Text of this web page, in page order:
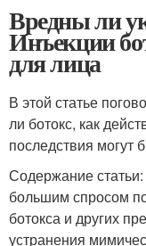
Вредны ли
Инъекции
для лица
В этой статье
ли ботокс, как
последствия могут
Содержание
большим спросом
ботокса и других
устранения